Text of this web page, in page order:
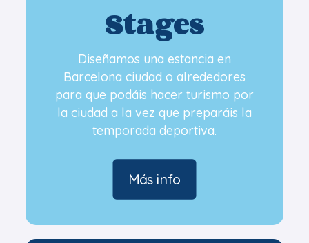
Stages
Diseñamos una estancia en
Barcelona ciudad o alrededores
para que podáis hacer turismo por
la ciudad a la vez que preparáis la
temporada deportiva.
Más info